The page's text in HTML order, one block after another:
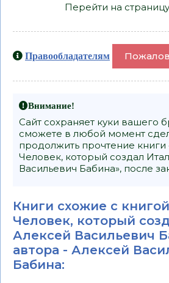
Перейти на
Правообладателям
Внимание!
Сайт сохраняет куки вашего
сможете в любой момент
продолжить прочтение книги
Человек, который создал
Васильевич Бабина», после
Книги схожие с
Человек, который
Алексей Васильевич
автора - Алексей
Бабина: